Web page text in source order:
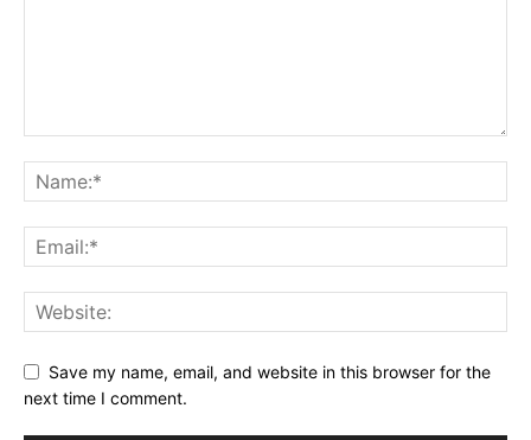
Save my name, email, and website in this browser for the
next time I comment.